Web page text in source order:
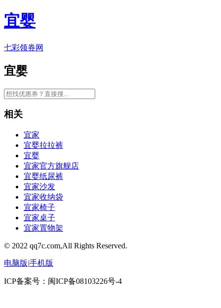
宜婴
七彩领券网
宜婴
相关
宜家
宜婴拉拉裤
宜婴
宜家官方旗舰店
宜婴纸尿裤
宜家沙发
宜家收纳袋
宜家椅子
宜家桌子
宜家置物架
© 2022 qq7c.com,All Rights Reserved.
电脑版 |手机版
ICP备案号：闽ICP备08103226号-4